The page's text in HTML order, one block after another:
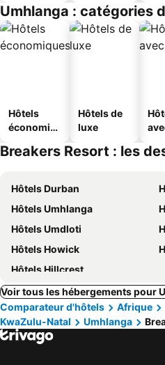
Umhlanga : catégories
Hôtels
économiq
Hôtels de
luxe
Breakers Resort : les
Hôtels Durban
Hôtels Umhlanga
Hôtels Umdloti
Hôtels Howick
Hôtels Hillcrest
Voir tous les hébergements pour
Comparateur d'hôtels
Afrique
KwaZulu-Natal
Umhlanga